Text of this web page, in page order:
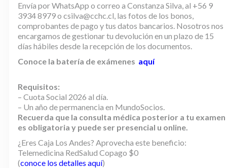
Envía por WhatsApp o correo a Constanza Silva, al +56 9
3934 8979 o csilva@cchc.cl, las fotos de los bonos,
comprobantes de pago y tus datos bancarios. Nosotros nos
encargamos de gestionar tu devolución en un plazo de 15
días hábiles desde la recepción de los documentos.
Conoce la batería de exámenes aquí
Requisitos:
– Cuota Social 2026 al día.
– Un año de permanencia en MundoSocios.
Recuerda que la consulta médica posterior a tu examen
es obligatoria y puede ser presencial u online.
¿Eres Caja Los Andes? Aprovecha este beneficio:
Telemedicina RedSalud Copago $0
(conoce los detalles aquí)